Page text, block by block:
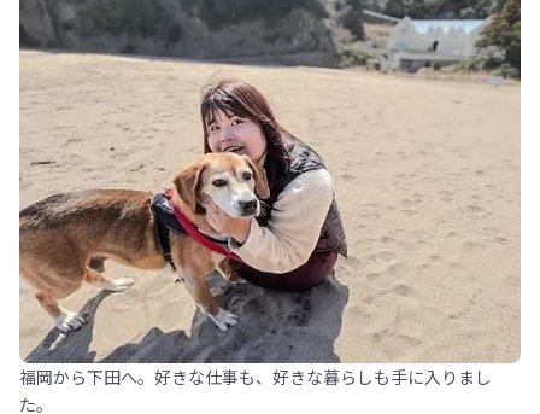
福岡から下田へ。好きな仕事も、好きな暮らしも手に入りまし
た。